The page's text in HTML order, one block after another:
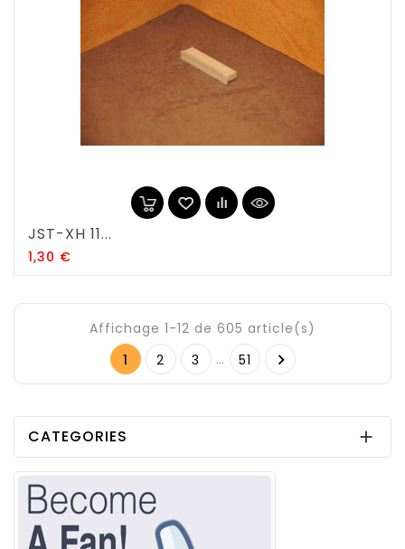
JST-XH 11...
1,30 €
Affichage 1-12 de 605 article(s)
1
2 3 … 51 
CATEGORIES 